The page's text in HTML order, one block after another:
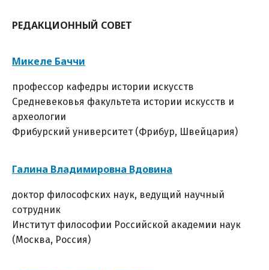
РЕДАКЦИОННЫЙ СОВЕТ
Микеле Баччи
профессор кафедры истории искусств
Средневековья факультета истории искусств и
археологии
Фрибурский университет (Фрибур, Швейцария)
Галина Владимировна Вдовина
доктор философских наук, ведущий научный
сотрудник
Институт философии Российской академии наук
(Москва, Россия)